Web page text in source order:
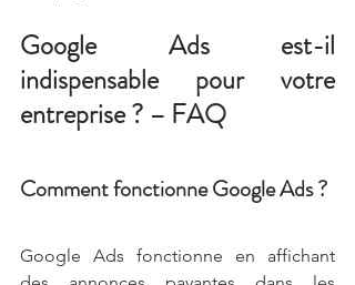
Google Ads est-il
indispensable pour votre
entreprise ? – FAQ
Comment fonctionne Google Ads ?
Google Ads fonctionne en affichant